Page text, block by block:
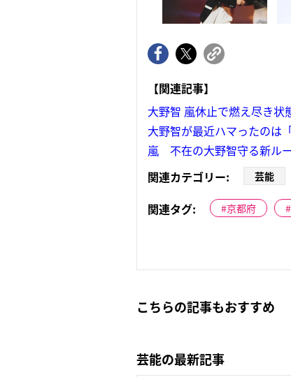
【関連記事】
大野智 嵐休止で燃え尽き
大野智が最近ハマったのは
嵐 不在の大野智守る新ル
関連カテゴリー:
芸能
関連タグ: 京都府
こちらの記事もおすすめ
芸能の最新記事